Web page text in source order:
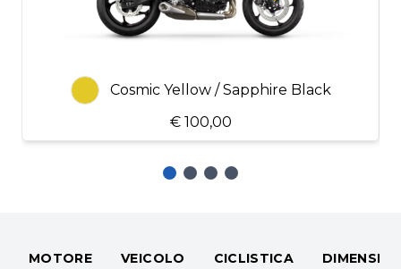
Cosmic Yellow / Sapphire Black
€ 100,00
MOTORE VEICOLO CICLISTICA